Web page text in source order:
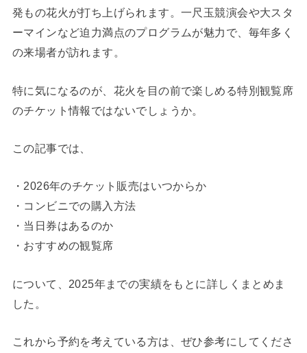
発もの花火が打ち上げられます。一尺玉競演会や大スタ
ーマインなど迫力満点のプログラムが魅力で、毎年多く
の来場者が訪れます。
特に気になるのが、花火を目の前で楽しめる特別観覧席
のチケット情報ではないでしょうか。
この記事では、
・2026年のチケット販売はいつからか
・コンビニでの購入方法
・当日券はあるのか
・おすすめの観覧席
について、2025年までの実績をもとに詳しくまとめま
した。
これから予約を考えている方は、ぜひ参考にしてくださ